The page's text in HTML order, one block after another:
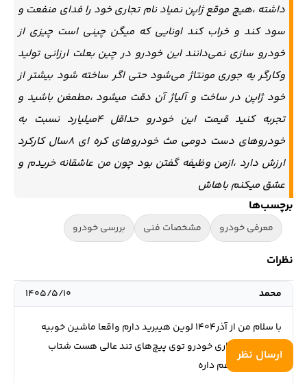
داشته ،هیچ موقع ژاپن نمیاد نام تجاری خود را فدای منفعت و
سود کند و خراب کند اونایی که میگن چینی است چیزی از
خودرو سازی نمی‌دانند این خودرو در چین بعلت ارزانی تولید
و‌کارگر یه جوری مونتاژ می‌شود حتی اگر ساخته شود بیشتر از
خود ژاپن در ساخت و آلیاژ آن دقت میشود ،مطمغن باشید و
تجربه کنید قیمت این خودرو حداقل ۴میلیارد نسبت به
خودروهای دست دومی مث خودروهای کره ای ۸سال کارکرد
ارزش دارد ،ازمن وظیفه گفتن بود چون من عاشقانه خریدم و
عشق میکنم باهاش
برچسب‌ها
معرفی خودرو مشخصات فنی بررسی خودرو
نظرات
محمد ۱۴۰۵/۵/۱۰
با سلام من از آذر۱۴۰۴ لوین هیبرید دارم واقعا ماشین خوبیه
مخصوصا پایداری خودرو توی پیچ‌های تند عالی هست شتاب
ثانویه خوبی هم داره
ارسال نظر